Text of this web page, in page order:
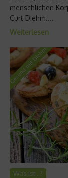
menschlichen
Curt Diehm....
Weiterlesen
Was ist…?